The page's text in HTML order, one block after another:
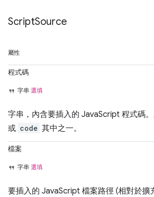
ScriptSource
屬性
程式碼
字串 選填
字串，內含要插入的 JavaScript 程式碼
或 code 其中之一。
檔案
字串 選填
要插入的 JavaScript 檔案路徑 (相對於擴